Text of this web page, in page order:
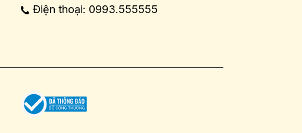
Điện thoại: 0993.555555